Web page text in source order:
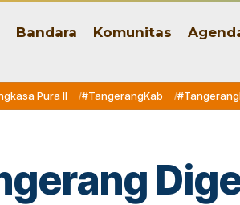
Bandara Komunitas
Pura II #TangerangKab